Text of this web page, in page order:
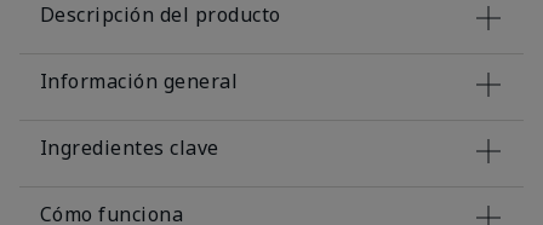
Descripción del producto
Información general
Ingredientes clave
Cómo funciona